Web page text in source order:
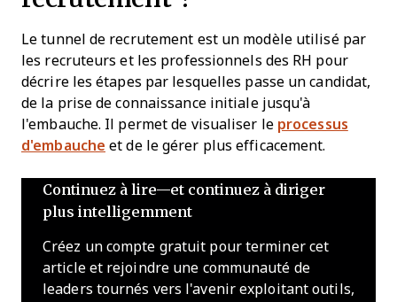
Le tunnel de recrutement est un modèle utilisé par
les recruteurs et les professionnels des RH pour
décrire les étapes par lesquelles passe un candidat,
de la prise de connaissance initiale jusqu'à
l'embauche. Il permet de visualiser le processus
d'embauche et de le gérer plus efficacement.
Continuez à lire—et continuez à diriger
plus intelligemment
Créez un compte gratuit pour terminer cet
article et rejoindre une communauté de
leaders tournés vers l'avenir exploitant outils,